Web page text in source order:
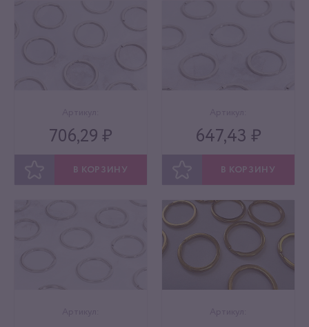
706,29 ₽
В КОРЗИНУ
647,43 ₽
В КОРЗИНУ